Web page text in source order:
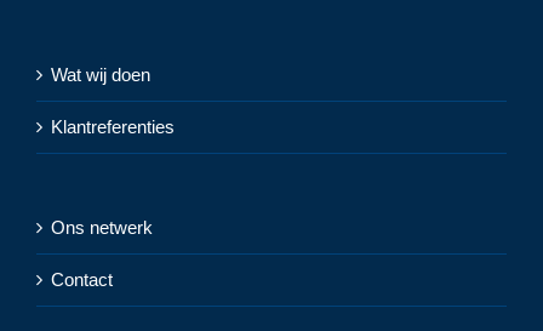
Wat wij doen
Klantreferenties
Ons netwerk
Contact